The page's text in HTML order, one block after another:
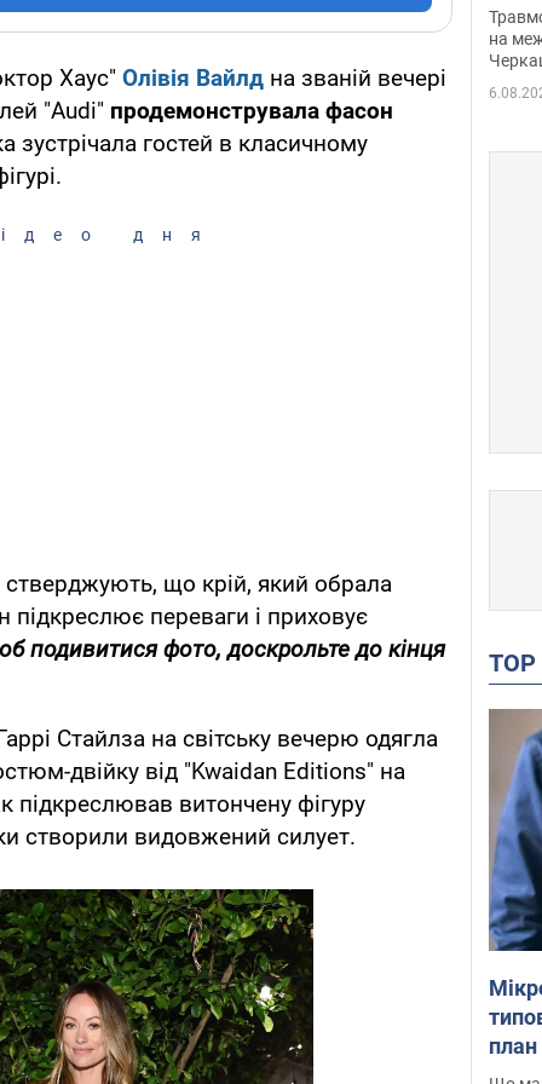
Хаус" Олівія Вайлд на званій вечері
"Audi" продемонструвала фасон
зустрічала гостей в класичному
дня
стверджують, що крій, який обрала
підкреслює переваги і приховує
подивитися фото, доскрольте до кінця
Стайлза на світську вечерю одягла
двійку від "Kwaidan Editions" на
підкреслював витончену фігуру
створили видовжений силует.
Фото
на
план